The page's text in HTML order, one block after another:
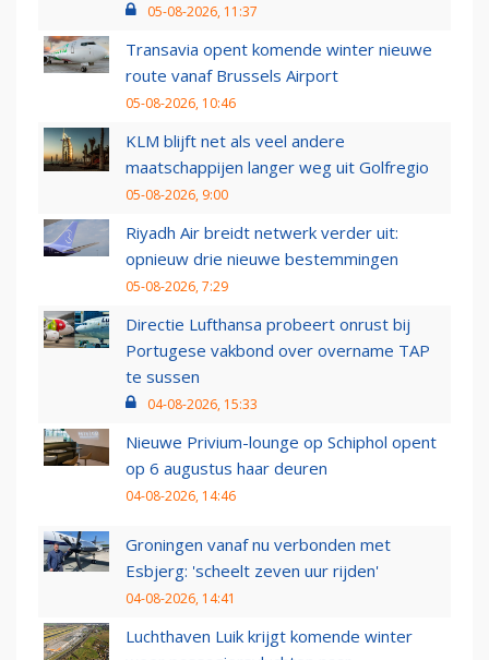
05-08-2026, 11:37
Transavia opent komende winter nieuwe
route vanaf Brussels Airport
05-08-2026, 10:46
KLM blijft net als veel andere
maatschappijen langer weg uit Golfregio
05-08-2026, 9:00
Riyadh Air breidt netwerk verder uit:
opnieuw drie nieuwe bestemmingen
05-08-2026, 7:29
Directie Lufthansa probeert onrust bij
Portugese vakbond over overname TAP
te sussen
04-08-2026, 15:33
Nieuwe Privium-lounge op Schiphol opent
op 6 augustus haar deuren
04-08-2026, 14:46
Groningen vanaf nu verbonden met
Esbjerg: 'scheelt zeven uur rijden'
04-08-2026, 14:41
Luchthaven Luik krijgt komende winter